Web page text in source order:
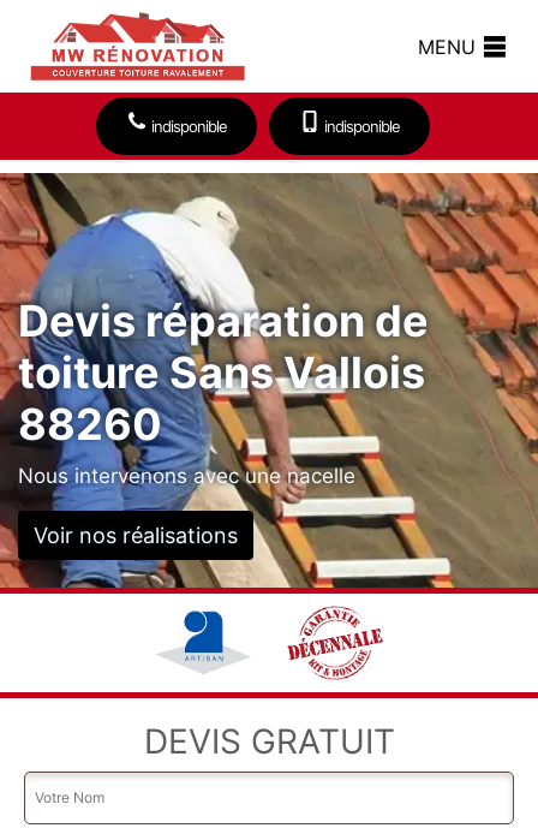
MENU
indisponible indisponible
Devis réparation de
toiture Sans Vallois
88260
Nous intervenons avec une nacelle
Voir nos réalisations
DEVIS GRATUIT